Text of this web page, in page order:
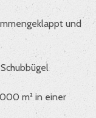
und
m² in einer